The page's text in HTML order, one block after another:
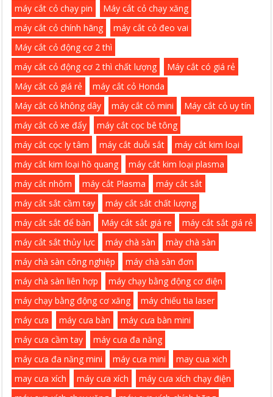
máy cắt cỏ chạy pin
Máy cắt cỏ chạy xăng
máy cắt cỏ chính hãng
máy cắt cỏ đeo vai
Máy cắt cỏ động cơ 2 thì
máy cắt cỏ động cơ 2 thì chất lượng
Máy cắt có giá rẻ
Máy cắt cỏ giá rẻ
máy cắt cỏ Honda
Máy cắt cỏ không dây
máy cắt cỏ mini
Máy cắt cỏ uy tín
máy cắt cỏ xe đẩy
máy cắt cọc bê tông
máy cắt cọc ly tâm
máy cắt duỗi sắt
máy cắt kim loại
máy cắt kim loại hồ quang
máy cắt kim loại plasma
máy cắt nhôm
máy cắt Plasma
máy cắt sắt
máy cắt sắt cầm tay
máy cắt sắt chất lượng
máy cắt sắt để bàn
Máy cắt sắt giá re
máy cắt sắt giá rẻ
máy cắt sắt thủy lực
máy chà sàn
mày chà sàn
máy chà sàn công nghiệp
máy chà sàn đơn
máy chà sàn liên hợp
máy chạy bằng động cơ điện
máy chạy bằng động cơ xăng
máy chiếu tia laser
máy cưa
máy cưa bàn
máy cưa bàn mini
máy cưa cầm tay
máy cưa đa năng
máy cưa đa năng mini
máy cưa mini
may cua xich
may cưa xích
máy cưa xích
máy cưa xích chạy điện